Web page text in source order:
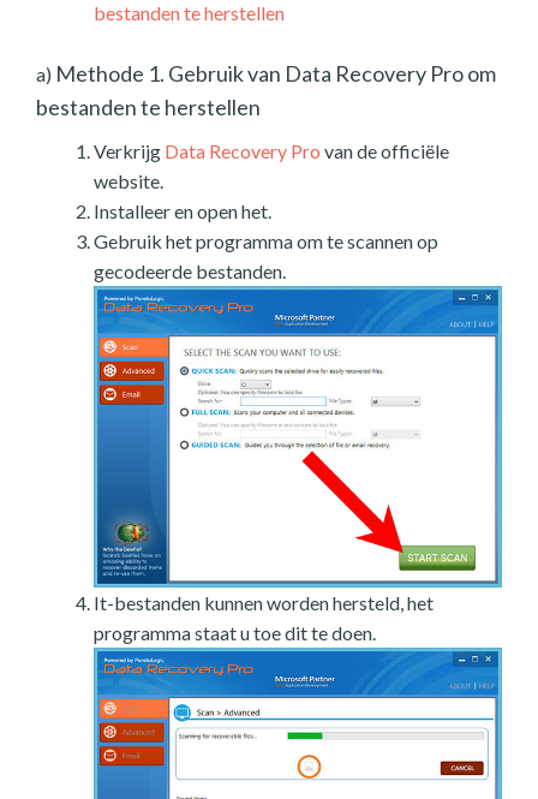
bestanden te herstellen
a) Methode 1. Gebruik van Data Recovery Pro om
bestanden te herstellen
Verkrijg Data Recovery Pro van de officiële
website.
Installeer en open het.
Gebruik het programma om te scannen op
gecodeerde bestanden.
It-bestanden kunnen worden hersteld, het
programma staat u toe dit te doen.